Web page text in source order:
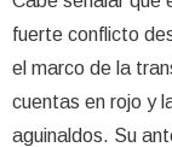
fuerte conflicto
el marco de la
cuentas en rojo y
aguinaldos. Su